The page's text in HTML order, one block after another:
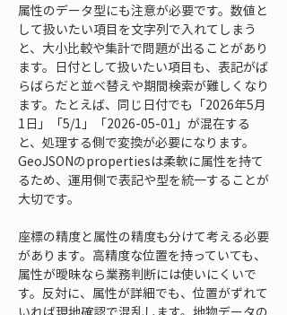
属性のデータ型にも注意が必要です。数値と
して扱いたい項目を文字列で入れてしまう
と、大小比較や集計で問題が出ることがあり
ます。日付として扱いたい項目も、表記がば
らばらだと並べ替えや期間検索が難しくなり
ます。たとえば、同じ日付でも「2026年5月
1日」「5/1」「2026-05-01」が混在する
と、処理する側で変換が必要になります。
GeoJSONのpropertiesは柔軟に属性を持て
るため、運用側で表記や型を統一することが
大切です。
座標の精度と属性の精度も分けて考える必要
があります。高精度な位置を持っていても、
属性が曖昧なら業務判断には使いにくいで
す。反対に、属性が詳細でも、位置がずれて
いれば現地確認で混乱します。地物データの